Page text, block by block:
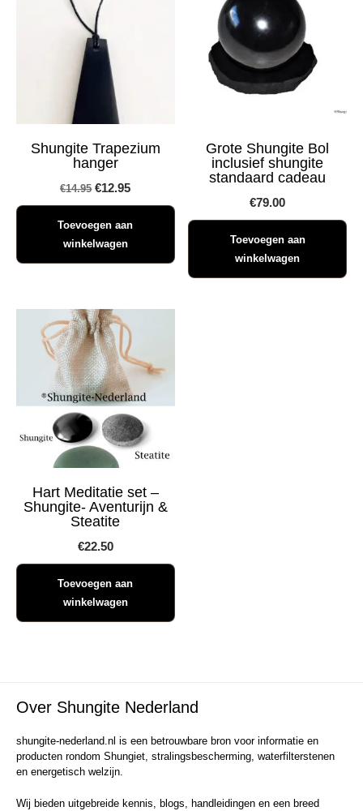
Shungite Trapezium
hanger
€14.95 Oorspronkelijke
prijs
was:
€14.95.
€12.95Huidige
prijs
is:
Toevoegen aan
winkelwagen
Grote Shungite Bol
inclusief shungite
standaard cadeau
€79.00
Toevoegen aan
winkelwagen
Hart Meditatie set –
Shungite- Aventurijn &
Steatite
€22.50
Toevoegen aan
winkelwagen
Over Shungite Nederland
shungite-nederland.nl is een betrouwbare bron voor informatie en
producten rondom Shungiet, stralingsbescherming, waterfilterstenen
en energetisch welzijn.
Wij bieden uitgebreide kennis, blogs, handleidingen en een breed